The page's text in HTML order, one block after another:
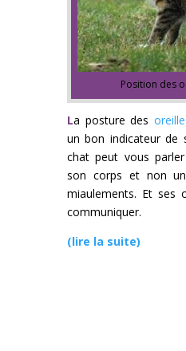
Position des
La posture des
un bon indicateur de
chat peut vous
son corps et non
miaulements. Et ses
communiquer.
(lire la suite)